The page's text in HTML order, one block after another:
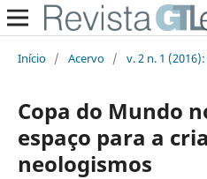
Início / Acervo / v. 2 n. 1
Copa do Mundo
espaço para a
neologismos